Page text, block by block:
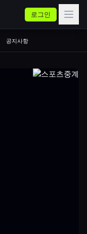
로그인
공지사항